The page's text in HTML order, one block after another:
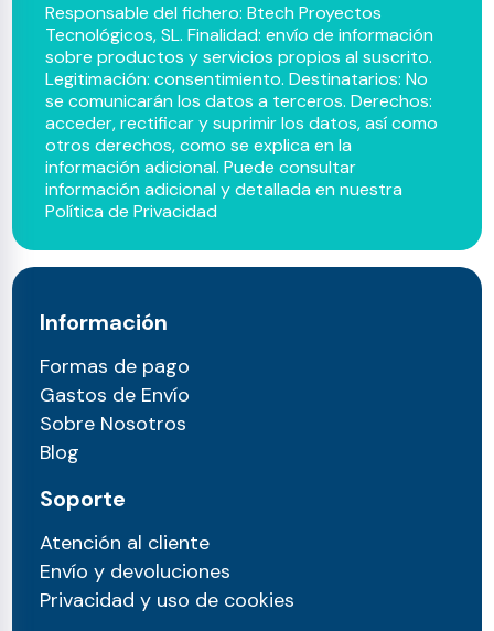
Responsable del fichero: Btech Proyectos
Tecnológicos, SL. Finalidad: envío de información
sobre productos y servicios propios al suscrito.
Legitimación: consentimiento. Destinatarios: No
se comunicarán los datos a terceros. Derechos:
acceder, rectificar y suprimir los datos, así como
otros derechos, como se explica en la
información adicional. Puede consultar
información adicional y detallada en nuestra
Política de Privacidad
Información
Formas de pago
Gastos de Envío
Sobre Nosotros
Blog
Soporte
Atención al cliente
Envío y devoluciones
Privacidad y uso de cookies